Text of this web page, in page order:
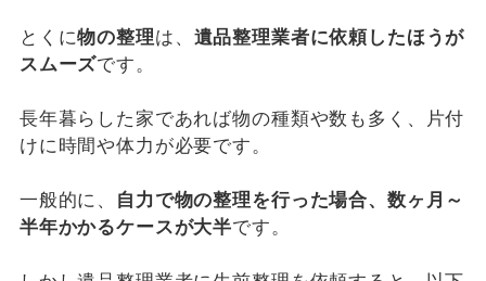
とくに物の整理は、 遺品整理業者に依頼したほうが
スムーズです。
長年暮らした家であれば物の種類や数も多く、片付
けに時間や体力が必要です。
一般的に、 自力で物の整理を行った場合、数ヶ月～
半年かかるケースが大半です。